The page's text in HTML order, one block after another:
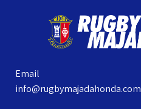
Email
info@rugbymajadahonda.com